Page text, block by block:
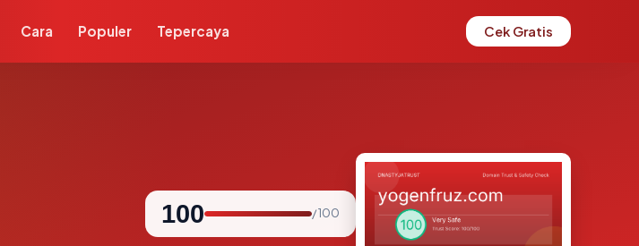
Cara Populer Tepercaya Cek Gratis
100 / 100